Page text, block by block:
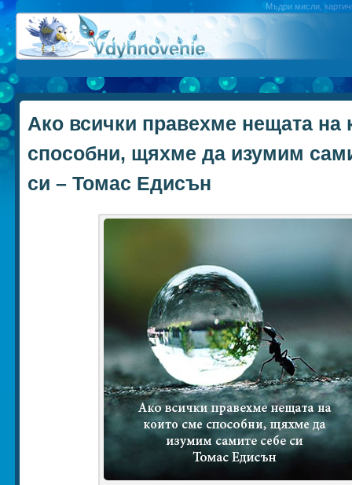
Мъдри мисли,
Ако всички правехме нещата на
способни, щяхме да изумим
си – Томас Едисън